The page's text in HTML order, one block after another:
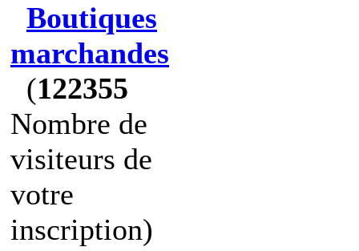
Boutiques
marchandes
(122355
Nombre de
visiteurs de
votre
inscription)